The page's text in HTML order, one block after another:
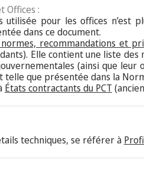
Offices :
utilisée pour les offices n’est
dans ce document.
recommandations et
Elle contient une liste
(ainsi que
telle que présentée dans la
États contractants du PCT
techniques, se référer à